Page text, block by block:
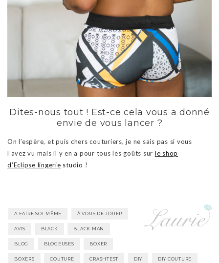
Dites-nous tout ! Est-ce cela vous a donné
envie de vous lancer ?
On l’espère, et puis chers couturiers, je ne sais pas si vous
l’avez vu mais il y en a pour tous les goûts sur le shop
d’Eclipse lingerie studio !
A FAIRE SOI-MÊME À VOUS DE JOUER
AVIS BLACK BLACK MAN
BLOG BLOGEUSES BOXER
BOXERS COUTURE CRASHTEST DIY DIY COUTURE